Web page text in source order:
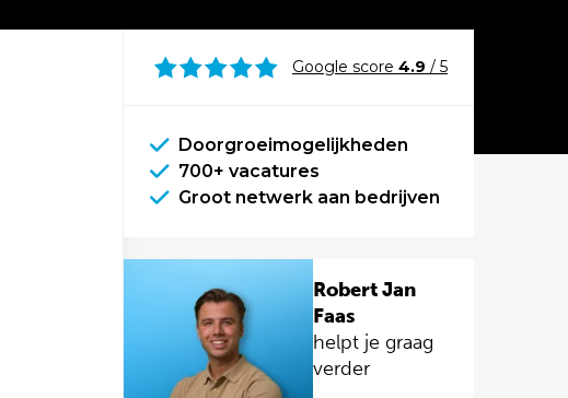
Google score 4.9 / 5
Doorgroeimogelijkheden
700+ vacatures
Groot netwerk aan bedrijven
Robert Jan
Faas
helpt je graag
verder